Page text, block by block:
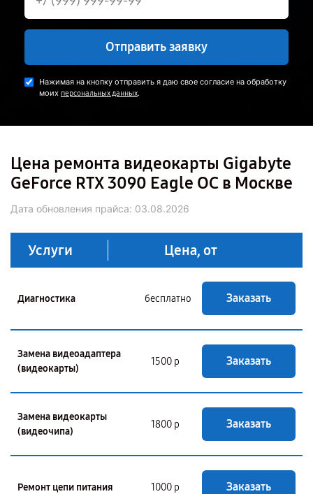
Отправить заявку
Нажимая на кнопку отправить я даю свое согласие на обработку
моих персональных данных.
Цена ремонта видеокарты Gigabyte
GeForce RTX 3090 Eagle OC в Москве
Дата обновления прайса: 03.08.2026
Услуги Цена, от
Диагностика бесплатно Заказать
Замена видеоадаптера
(видеокарты)
1500 р Заказать
Замена видеокарты
(видеочипа)
1800 р Заказать
Ремонт цепи питания 1000 р Заказать